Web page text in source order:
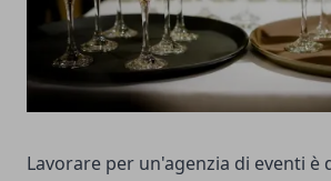
Lavorare per un'agenzia di eventi è